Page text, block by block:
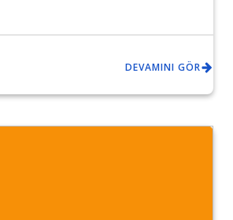
DEVAMINI GÖR